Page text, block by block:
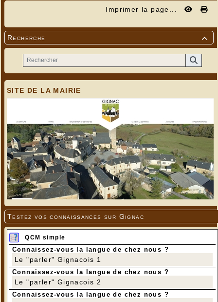
Imprimer la page...

Recherche
SITE DE LA MAIRIE
Testez vos connaissances sur Gignac
QCM simple
Connaissez-vous la langue de chez nous ?
Le "parler" Gignacois 1
Connaissez-vous la langue de chez nous ?
Le "parler" Gignacois 2
Connaissez-vous la langue de chez nous ?